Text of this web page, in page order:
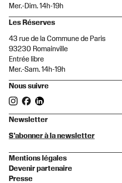
Mer.-Dim. 14h-19h
Les Réserves
43 rue de la Commune de Paris
93230 Romainville
Entrée libre
Mer.-Sam. 14h-19h
Nous suivre
Newsletter
S'abonner à la newsletter
Mentions légales
Devenir partenaire
Presse